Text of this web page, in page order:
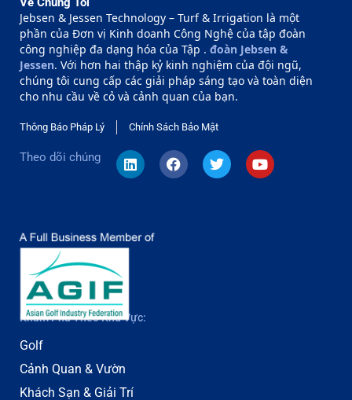
Jebsen & Jessen Technology – Turf & Irrigation là một
phần của Đơn vị Kinh doanh Công Nghệ của tập đoàn
công nghiệp đa dạng hóa của Tập . đoàn Jebsen &
Jessen. Với hơn hai thập kỷ kinh nghiệm của đội ngũ,
chúng tôi cung cấp các giải pháp sáng tạo và toàn diện
cho nhu cầu về cỏ và cảnh quan của bạn.
Thông Báo Pháp Lý Chính Sách Bảo Mật
Theo dõi chúng
Khám Phá Theo Khu Vực:
Golf
Cảnh Quan & Vườn
Khách Sạn & Giải Trí